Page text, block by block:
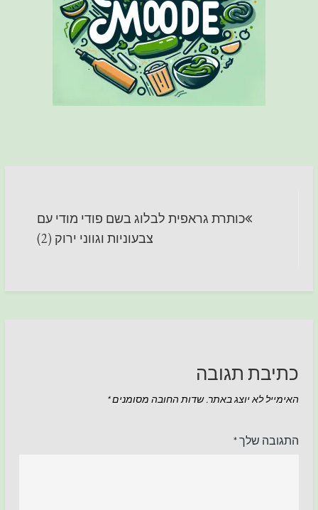
כותרת גראפית לבלוג בשם פודי מודי עם
צבעוניות וגווני ירוק (2)
כתיבת תגובה
האימייל לא יוצג באתר. שדות החובה מסומנים*
התגובה שלך*